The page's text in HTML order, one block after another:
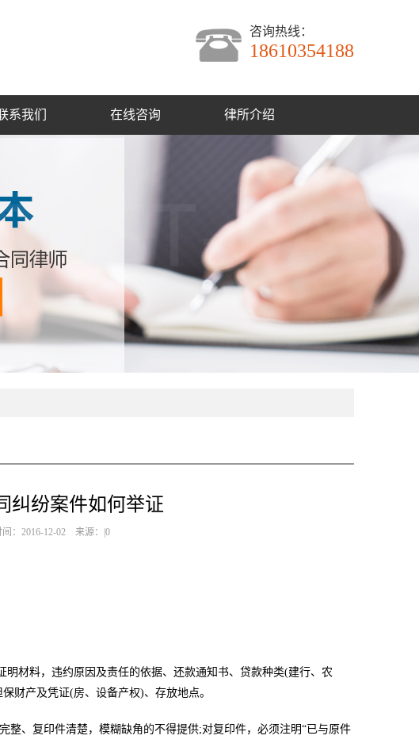
咨询热线：
18610354188
系我们 在线咨询 律所介绍
纠纷案件如何举证
：2016-12-02 来源：|0
材料，违约原因及责任的依据、还款通知书、贷款种类(建行、农
财产及凭证(房、设备产权)、存放地点。
整、复印件清楚，模糊缺角的不得提供;对复印件，必须注明“已与原件